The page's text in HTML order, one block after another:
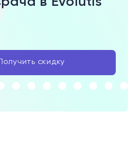
Получить скидку